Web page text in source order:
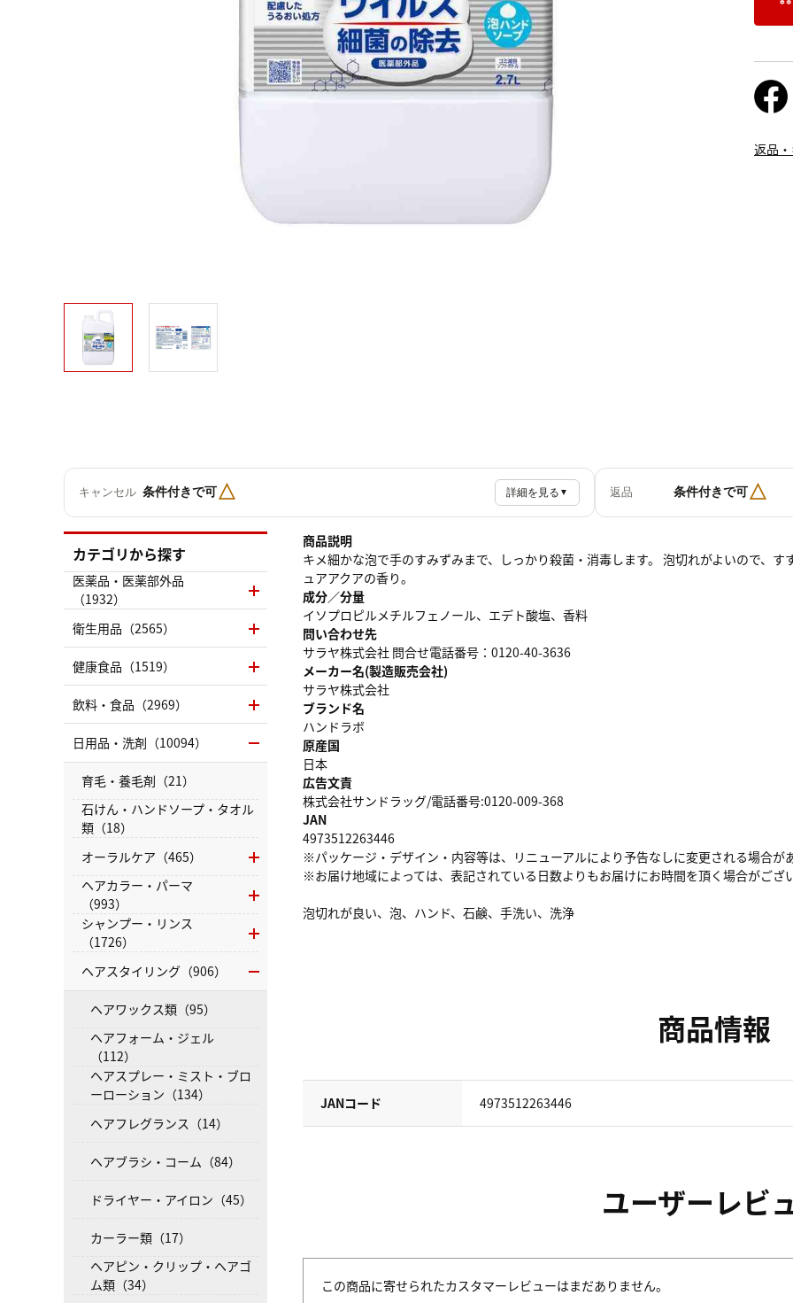
返品
キャンセル 条件付きで可△ 詳細を見る ▼ 返品 条件付きで可△
商品説明
キメ細かな泡で手のすみずみまで、しっかり殺菌・消毒します。 泡切れがよいので、
ュアアクアの香り。
成分／分量
イソプロピルメチルフェノール、エデト酸塩、香料
問い合わせ先
サラヤ株式会社 問合せ電話番号：0120-40-3636
メーカー名(製造販売会社)
サラヤ株式会社
ブランド名
ハンドラボ
原産国
日本
広告文責
株式会社サンドラッグ/電話番号:0120-009-368
JAN
4973512263446
※パッケージ・デザイン・内容等は、リニューアルにより予告なしに変更される場合が
※お届け地域によっては、表記されている日数よりもお届けにお時間を頂く場合がござ
泡切れが良い、泡、ハンド、石鹸、手洗い、洗浄
商品情報
JANコード 4973512263446
ユーザーレビ
この商品に寄せられたカスタマーレビューはまだありません。
カテゴリから探す
医薬品・医薬部外品
（1932）
衛生用品（2565）
健康食品（1519）
飲料・食品（2969）
日用品・洗剤（10094）
育毛・養毛剤（21）
石けん・ハンドソープ・タオル
類（18）
オーラルケア（465）
ヘアカラー・パーマ
（993）
シャンプー・リンス
（1726）
ヘアスタイリング（906）
ヘアワックス類（95）
ヘアフォーム・ジェル
（112）
ヘアスプレー・ミスト・ブロ
ーローション（134）
ヘアフレグランス（14）
ヘアブラシ・コーム（84）
ドライヤー・アイロン（45）
カーラー類（17）
ヘアピン・クリップ・ヘアゴ
ム類（34）